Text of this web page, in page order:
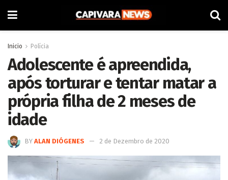
Inicio Polícia
Adolescente é apreendida,
após torturar e tentar matar a
própria filha de 2 meses de
idade
BY ALAN DIÓGENES 2 de Dezembro de 2020